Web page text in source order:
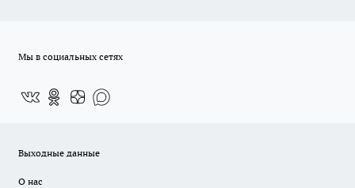
Мы в социальных сетях
Выходные данные
О нас